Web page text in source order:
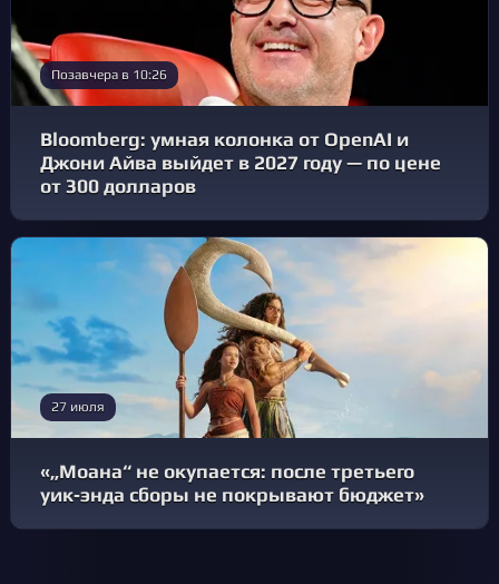
Позавчера в 10:26
Bloomberg: умная колонка от OpenAI и
Джони Айва выйдет в 2027 году — по цене
от 300 долларов
27 июля
«„Моана“ не окупается: после третьего
уик‑энда сборы не покрывают бюджет»